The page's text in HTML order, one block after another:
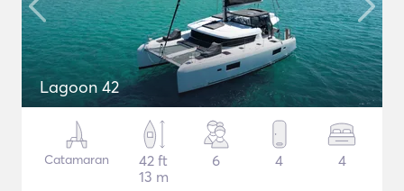
Lagoon 42
Catamaran
42 ft
13 m
6 4 4